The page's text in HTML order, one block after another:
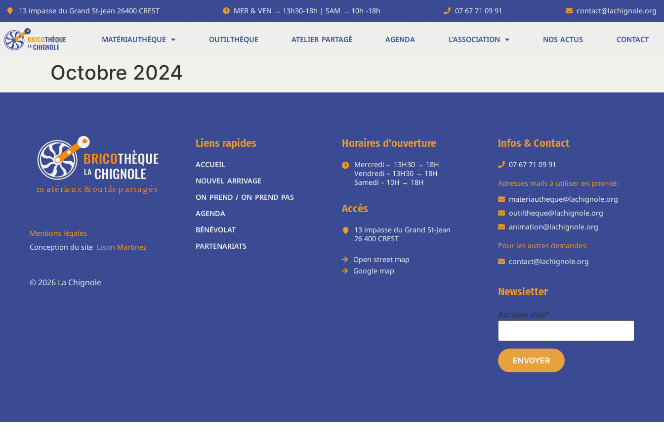
13 impasse du Grand St-Jean 26400 CREST MER & VEN → 13h30-18h | SAM → 10h -18h 07 67 71 09 91 contact@lachignole.org
MATÉRIAUTHÈQUE OUTILTHÈQUE ATELIER PARTAGÉ AGENDA L’ASSOCIATION NOS ACTUS CONTACT
Octobre 2024
Mentions légales
Conception du site Lison Martinez
© 2026 La Chignole
Liens rapides
ACCUEIL
NOUVEL ARRIVAGE
ON PREND / ON PREND PAS
AGENDA
BÉNÉVOLAT
PARTENARIATS
Horaires d'ouverture
Mercredi – 13H30 → 18H
Vendredi – 13H30 → 18H
Samedi – 10H → 18H
Accès
13 impasse du Grand St-Jean
26 400 CREST
Open street map
Google map
Infos & Contact
07 67 71 09 91
Adresses mails à utiliser en priorité:
materiautheque@lachignole.org
outiltheque@lachignole.org
animation@lachignole.org
Pour les autres demandes:
contact@lachignole.org
Newsletter
Adresse mail*